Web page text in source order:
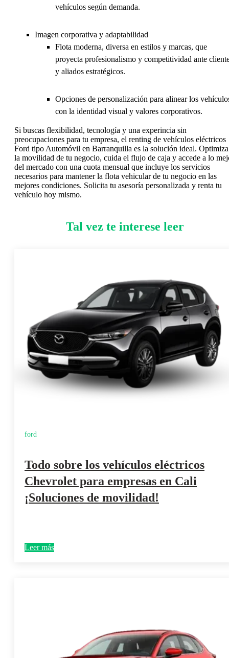
vehículos según demanda.
Imagen corporativa y adaptabilidad
Flota moderna, diversa en estilos y marcas, que
proyecta profesionalismo y competitividad ante
y aliados estratégicos.
Opciones de personalización para alinear los
con la identidad visual y valores corporativos.
Si buscas flexibilidad, tecnología y una experincia sin
preocupaciones para tu empresa, el renting de vehículos eléctricos
Ford tipo Automóvil en Barranquilla es la solución ideal. Optimiza
la movilidad de tu negocio, cuida el flujo de caja y accede a lo
del mercado con una cuota mensual que incluye los servicios
necesarios para mantener la flota vehicular de tu negocio en las
mejores condiciones. Solicita tu asesoría personalizada y renta tu
vehículo hoy mismo.
Tal vez te interese leer
ford
Todo sobre los vehículos eléctricos
Chevrolet para empresas en Cali
¡Soluciones de movilidad!
Leer más